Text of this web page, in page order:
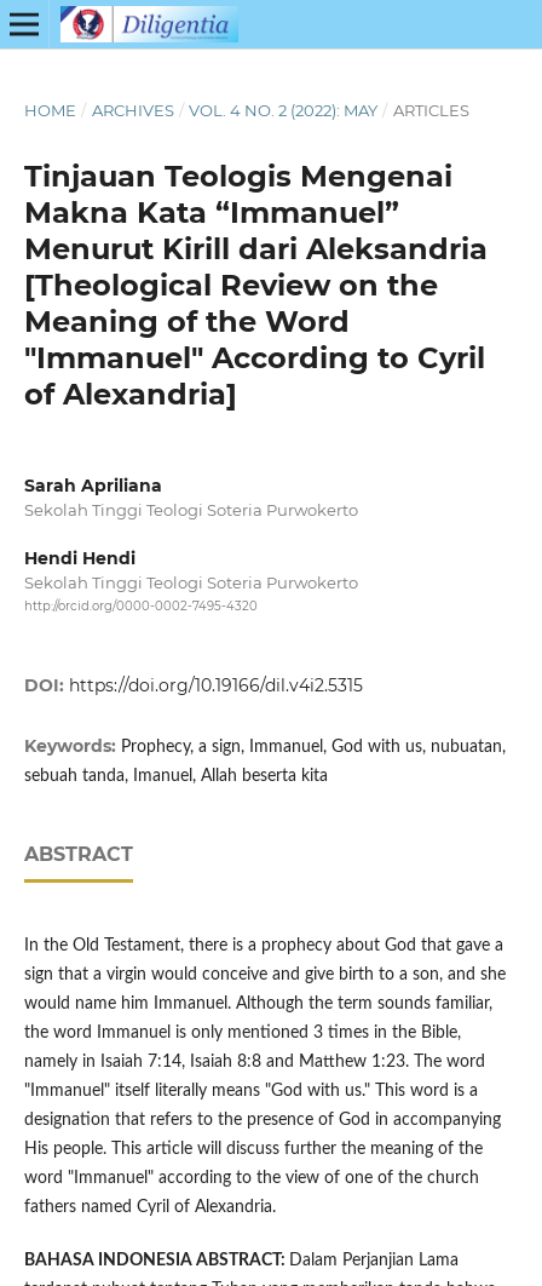
HOME / ARCHIVES / VOL. 4 NO. 2 (2022): MAY / ARTICLES
Tinjauan Teologis Mengenai
Makna Kata “Immanuel”
Menurut Kirill dari Aleksandria
[Theological Review on the
Meaning of the Word
"Immanuel" According to Cyril
of Alexandria]
Sarah Apriliana
Sekolah Tinggi Teologi Soteria Purwokerto
Hendi Hendi
Sekolah Tinggi Teologi Soteria Purwokerto
http://orcid.org/0000-0002-7495-4320
DOI: https://doi.org/10.19166/dil.v4i2.5315
Keywords: Prophecy, a sign, Immanuel, God with us, nubuatan,
sebuah tanda, Imanuel, Allah beserta kita
ABSTRACT
In the Old Testament, there is a prophecy about God that gave a
sign that a virgin would conceive and give birth to a son, and she
would name him Immanuel. Although the term sounds familiar,
the word Immanuel is only mentioned 3 times in the Bible,
namely in Isaiah 7:14, Isaiah 8:8 and Matthew 1:23. The word
"Immanuel" itself literally means "God with us." This word is a
designation that refers to the presence of God in accompanying
His people. This article will discuss further the meaning of the
word "Immanuel" according to the view of one of the church
fathers named Cyril of Alexandria.
BAHASA INDONESIA ABSTRACT: Dalam Perjanjian Lama